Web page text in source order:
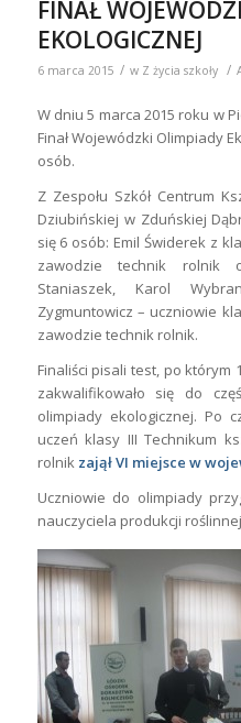
FINAŁ
EKOLOGICZNEJ
6 marca 2015 / w Z życia szkoły /
W dniu 5 marca 2015 roku w
Finał Wojewódzki Olimpiady
osób.
Z Zespołu Szkół Centrum
Dziubińskiej w Zduńskiej
się 6 osób: Emil Świderek z
zawodzie technik rolnik
Staniaszek, Karol
Zygmuntowicz – uczniowie
zawodzie technik rolnik.
Finaliści pisali test, po którym
zakwalifikowało się do
olimpiady ekologicznej. Po
uczeń klasy III Technikum
rolnik zajął VI miejsce w
Uczniowie do olimpiady
nauczyciela produkcji